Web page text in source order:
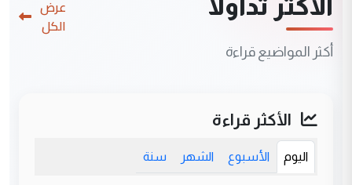
الأكثر تداولاً
أكثر المواضيع قراءة
عرض
الكل
الأكثر قراءة
اليوم الأسبوع الشهر سنة